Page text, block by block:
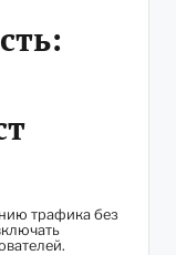
трафика без